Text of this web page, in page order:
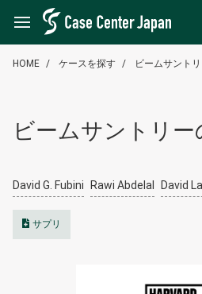
HOME ケースを探す ビームサント
ビームサントリー
David G. Fubini Rawi Abdelal David
サプリ